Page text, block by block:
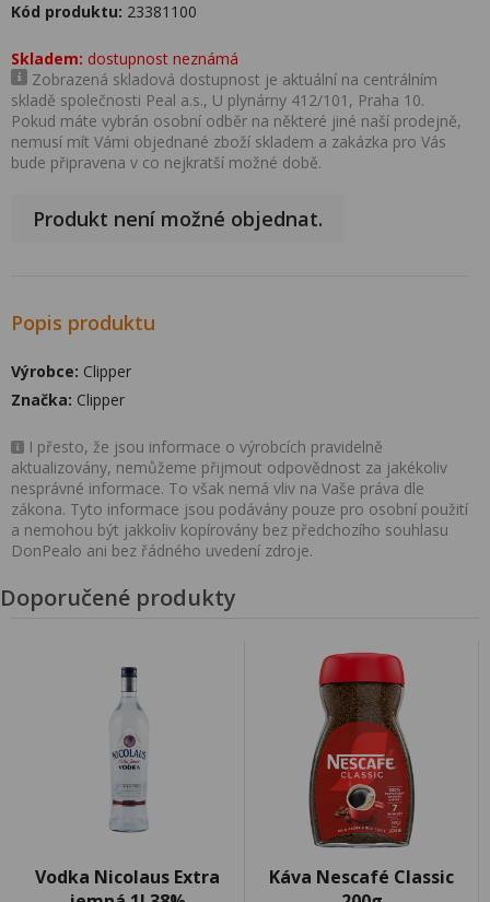
Kód produktu: 23381100
Skladem: dostupnost neznámá
Zobrazená skladová dostupnost je aktuální na centrálním
skladě společnosti Peal a.s., U plynárny 412/101, Praha 10.
Pokud máte vybrán osobní odběr na některé jiné naší prodejně,
nemusí mít Vámi objednané zboží skladem a zakázka pro Vás
bude připravena v co nejkratší možné době.
Produkt není možné objednat.
Popis produktu
Výrobce: Clipper
Značka: Clipper
I přesto, že jsou informace o výrobcích pravidelně
aktualizovány, nemůžeme přijmout odpovědnost za jakékoliv
nesprávné informace. To však nemá vliv na Vaše práva dle
zákona. Tyto informace jsou podávány pouze pro osobní použití
a nemohou být jakkoliv kopírovány bez předchozího souhlasu
DonPealo ani bez řádného uvedení zdroje.
Doporučené produkty
Vodka Nicolaus Extra
Káva Nescafé Classic